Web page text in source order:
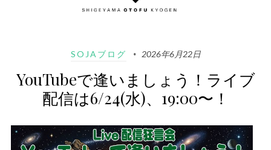
SOJAブログ 2026年6月22日
YouTubeで逢いましょう！ライブ
配信は6/24(水)、19:00〜！